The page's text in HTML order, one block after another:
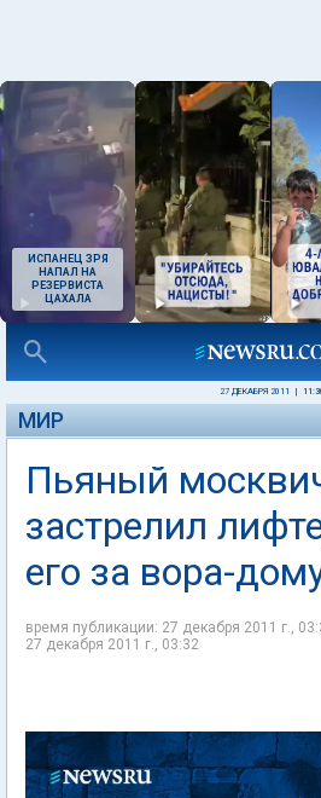
ИСПАНЕЦ ЗРЯ
НАПАЛ НА
РЕЗЕРВИСТА
ЦАХАЛА
27 ДЕКАБРЯ 2011
МИР
Пьяный
застрелил
его за вора-
время публикации: 27 декабря 2011 г.,
27 декабря 2011 г., 03:32